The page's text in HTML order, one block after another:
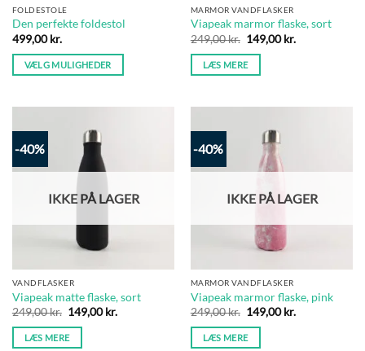
FOLDESTOLE
Den perfekte foldestol
499,00kr.
VÆLG MULIGHEDER
flere
varianter.
Mulighederne
MARMOR VANDFLASKER
Viapeak marmor flaske, sort
249,00kr. Den
oprindelige
pris
var:
149,00kr.Den
LÆS MERE
-40%
IKKE PÅ LAGER
VANDFLASKER
Viapeak matte flaske, sort
249,00kr. Den
oprindelige
pris
var:
149,00kr.Den
LÆS MERE
-40%
IKKE PÅ LAGER
MARMOR VANDFLASKER
Viapeak marmor flaske, pink
249,00kr. Den
oprindelige
pris
var:
149,00kr.Den
LÆS MERE